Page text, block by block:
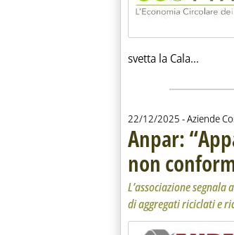
svetta la Cala...
22/12/2025 - Aziende
Anpar:
non
L’associazione
di aggregati riciclati e